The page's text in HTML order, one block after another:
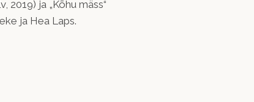
2019) ja „Kõhu mäss“
ja Hea Laps.